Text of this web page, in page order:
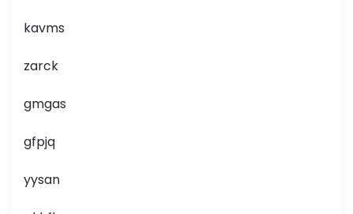
kavms
zarck
gmgas
gfpjq
yysan